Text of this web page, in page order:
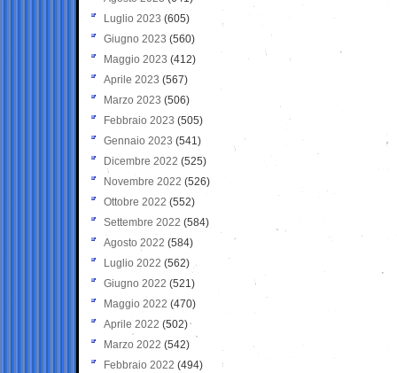
Luglio 2023 (605)
Giugno 2023 (560)
Maggio 2023 (412)
Aprile 2023 (567)
Marzo 2023 (506)
Febbraio 2023 (505)
Gennaio 2023 (541)
Dicembre 2022 (525)
Novembre 2022 (526)
Ottobre 2022 (552)
Settembre 2022 (584)
Agosto 2022 (584)
Luglio 2022 (562)
Giugno 2022 (521)
Maggio 2022 (470)
Aprile 2022 (502)
Marzo 2022 (542)
Febbraio 2022 (494)